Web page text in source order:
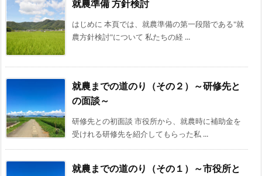
就農準備 方針検討
はじめに 本頁では、就農準備の第一段階である"就
農方針検討"について 私たちの経 ...
就農までの道のり（その２）～研修先と
の面談～
研修先との初面談 市役所から、就農時に補助金を
受けれる研修先を紹介してもらった私 ...
就農までの道のり（その１）～市役所と